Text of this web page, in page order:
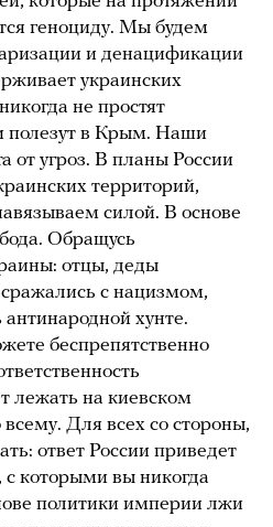
геноциду. Мы будем
и денацификации
украинских
не простят
полезут в Крым. Наши
от угроз. В планы России
территорий,
силой. В основе
Обращусь
отцы, деды
с нацизмом,
хунте.
беспрепятственно
лежать на киевском
Для всех со стороны,
ответ России приведет
которыми вы никогда
политики империи лжи